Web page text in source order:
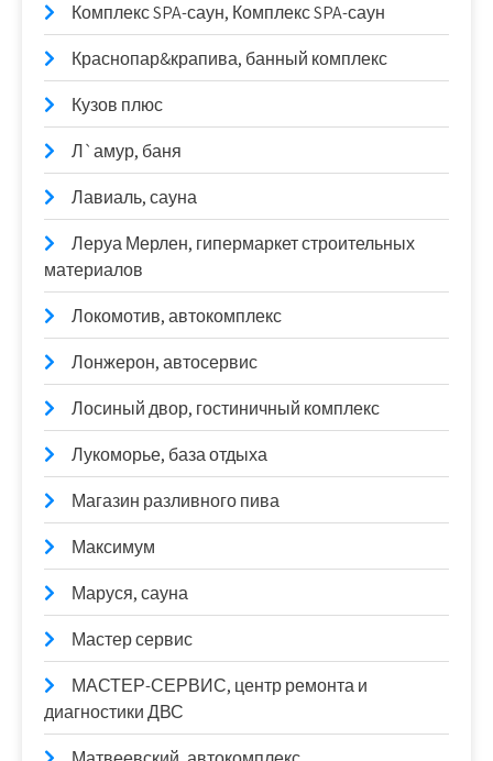
Комплекс SPA-саун, Комплекс SPA-саун
Краснопар&крапива, банный комплекс
Кузов плюс
Л`амур, баня
Лавиаль, сауна
Леруа Мерлен, гипермаркет строительных
материалов
Локомотив, автокомплекс
Лонжерон, автосервис
Лосиный двор, гостиничный комплекс
Лукоморье, база отдыха
Магазин разливного пива
Максимум
Маруся, сауна
Мастер сервис
МАСТЕР-СЕРВИС, центр ремонта и
диагностики ДВС